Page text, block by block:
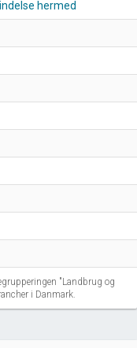
hermed
"Landbrug og
i Danmark.